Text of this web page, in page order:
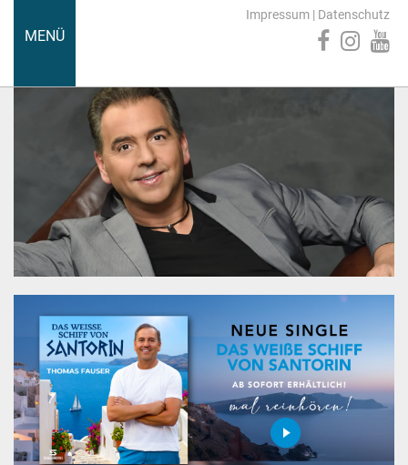
MENÜ
Impressum | Datenschutz